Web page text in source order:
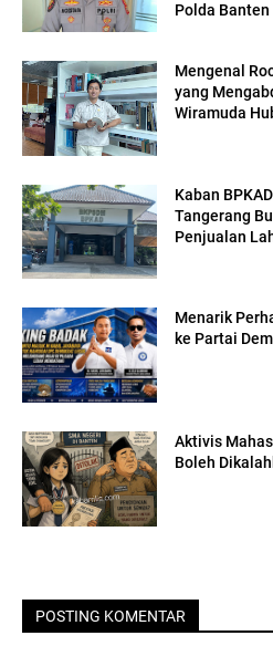
Polda Banten
Mengenal
yang
Wiramuda
Kaban
Tangerang
Penjualan
Menarik
ke Partai
Aktivis
Boleh
POSTING KOMENTAR